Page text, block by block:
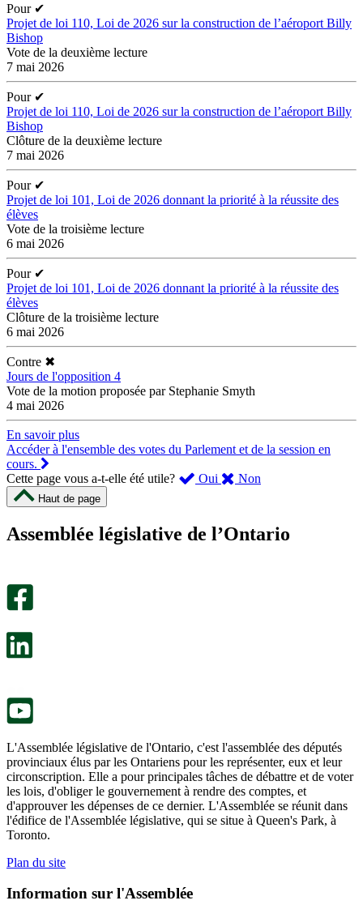
Pour ✔
Projet de loi 110, Loi de 2026 sur la construction de l’aéroport Billy
Bishop
Vote de la deuxième lecture
7 mai 2026
Pour ✔
Projet de loi 110, Loi de 2026 sur la construction de l’aéroport Billy
Bishop
Clôture de la deuxième lecture
7 mai 2026
Pour ✔
Projet de loi 101, Loi de 2026 donnant la priorité à la réussite des
élèves
Vote de la troisième lecture
6 mai 2026
Pour ✔
Projet de loi 101, Loi de 2026 donnant la priorité à la réussite des
élèves
Clôture de la troisième lecture
6 mai 2026
Contre ✖
Jours de l'opposition 4
Vote de la motion proposée par Stephanie Smyth
4 mai 2026
En savoir plus
Accéder à l'ensemble des votes du Parlement et de la session en
cours.
Cette page vous a-t-elle été utile?
Oui ,
été
Non
m’a
Haut de page
Assemblée législative de l’Ontario
L'Assemblée législative de l'Ontario, c'est l'assemblée des députés
provinciaux élus par les Ontariens pour les représenter, eux et leur
circonscription. Elle a pour principales tâches de débattre et de voter
les lois, d'obliger le gouvernement à rendre des comptes, et
d'approuver les dépenses de ce dernier. L'Assemblée se réunit dans
l'édifice de l'Assemblée législative, qui se situe à Queen's Park, à
Toronto.
Plan du site
Information sur l'Assemblée